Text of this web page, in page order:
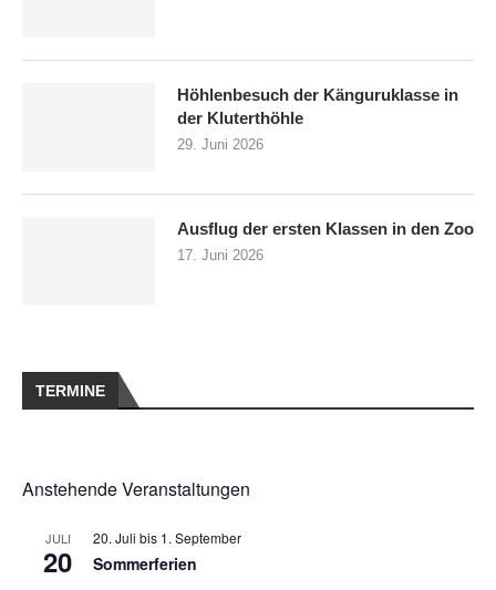
Höhlenbesuch der Känguruklasse in
der Kluterthöhle
29. Juni 2026
Ausflug der ersten Klassen in den Zoo
17. Juni 2026
TERMINE
Anstehende Veranstaltungen
JULI
20
20. Juli bis 1. September
Sommerferien